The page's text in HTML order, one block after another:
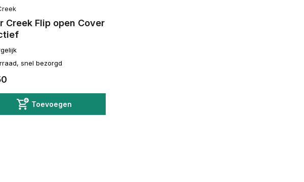
Creek Flip open Cover
snel bezorgd
Toevoegen